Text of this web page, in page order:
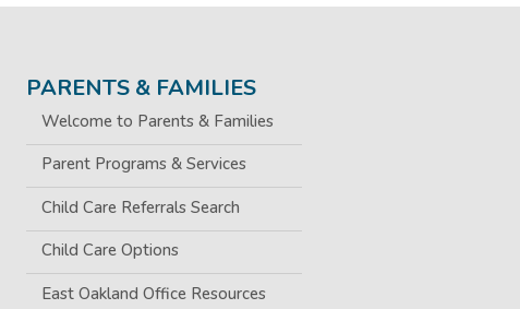
PARENTS & FAMILIES
Welcome to Parents & Families
Parent Programs & Services
Child Care Referrals Search
Child Care Options
East Oakland Office Resources